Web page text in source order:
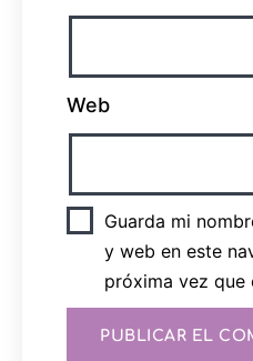
Web
Guarda mi
y web en este
próxima vez que